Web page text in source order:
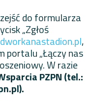
do formularza
„Zgłoś
,
portalu „Łączy nas
W razie
PZPN (tel.:
).